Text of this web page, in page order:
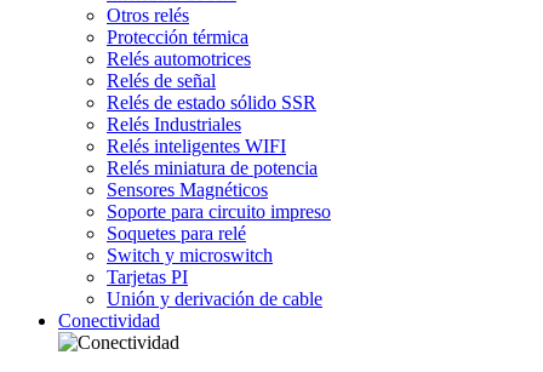
Otros relés
Protección térmica
Relés automotrices
Relés de señal
Relés de estado sólido SSR
Relés Industriales
Relés inteligentes WIFI
Relés miniatura de potencia
Sensores Magnéticos
Soporte para circuito impreso
Soquetes para relé
Switch y microswitch
Tarjetas PI
Unión y derivación de cable
Conectividad